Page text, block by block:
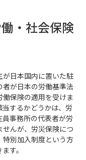
・社会保険
日本国内に置いた駐
が日本の労働基準法
保険の適用を受けま
するかどうかは、労
事務所の代表者が労
んが、労災保険につ
別加入制度という方
す。